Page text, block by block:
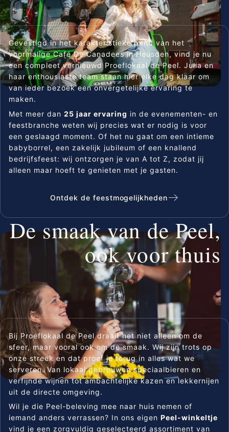
Gevestigd in het karakteristieke pand van het
voormalige Café De Canadees in Heusden, vind je nu
een compleet vernieuwd Proeflokaal de Peel. Julia en
haar enthousiaste team staan hier elke dag klaar om
van ieder bezoek een onvergetelijke ervaring te
maken.
Met meer dan 25 jaar ervaring in de evenementen- en
feestbranche weten wij precies wat er nodig is voor
een geslaagd moment. Of het nu gaat om een intieme
babyborrel, een zakelijk jubileum of een knallend
bedrijfsfeest: wij ontzorgen je van A tot Z, zodat jij
alleen maar hoeft te genieten met je gasten.
Ontdek de feestmogelijkheden
De smaak van de Peel,
ook voor thuis
Bij Proeflokaal de Peel draait het niet alleen om de
sfeer, maar vooral ook om de smaak. Wij zijn trots op
onze streek en dat proef je terug in alles wat we
serveren. Van lokaal gebrouwen speciaalbieren en
verfijnde wijnen tot ambachtelijke kazen en lekkernijen
uit de directe omgeving.
Wil je die Peel-beleving mee naar huis nemen of
iemand anders verrassen? In ons eigen Peel-winkeltje
vind je een zorgvuldig geselecteerd assortiment van